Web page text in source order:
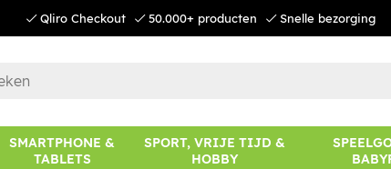
Qliro Checkout 50.000+ producten Snelle bezorging
SMARTPHONE &
TABLETS
SPORT, VRIJE TIJD &
HOBBY